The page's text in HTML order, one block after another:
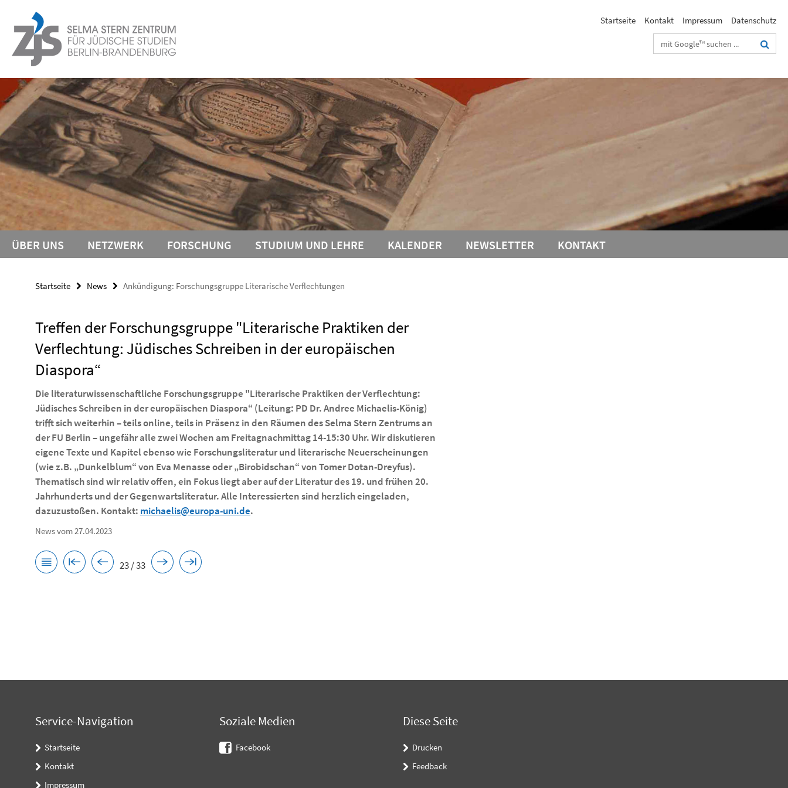
Inhalt
Service-
Navigation
Startseite Kontakt Impressum
Datenschutz
Suchbegriffe
ÜBER UNS NETZWERK FORSCHUNG STUDIUM UND LEHRE KALENDER NEWSLETTER KONTAKT
Startseite News Ankündigung: Forschungsgruppe Literarische Verflechtungen
Treffen der Forschungsgruppe "Literarische Praktiken der
Verflechtung: Jüdisches Schreiben in der europäischen
Diaspora“
Die literaturwissenschaftliche Forschungsgruppe "Literarische Praktiken der Verflechtung:
Jüdisches Schreiben in der europäischen Diaspora“ (Leitung: PD Dr. Andree Michaelis-König)
trifft sich weiterhin – teils online, teils in Präsenz in den Räumen des Selma Stern Zentrums an
der FU Berlin – ungefähr alle zwei Wochen am Freitagnachmittag 14-15:30 Uhr. Wir diskutieren
eigene Texte und Kapitel ebenso wie Forschungsliteratur und literarische Neuerscheinungen
(wie z.B. „Dunkelblum“ von Eva Menasse oder „Birobidschan“ von Tomer Dotan-Dreyfus).
Thematisch sind wir relativ offen, ein Fokus liegt aber auf der Literatur des 19. und frühen 20.
Jahrhunderts und der Gegenwartsliteratur. Alle Interessierten sind herzlich eingeladen,
dazuzustoßen. Kontakt: michaelis@europa-uni.de.
News vom 27.04.2023
23 / 33
Service-Navigation
Startseite
Kontakt
Impressum
Soziale Medien
Facebook
Diese Seite
Drucken
Feedback